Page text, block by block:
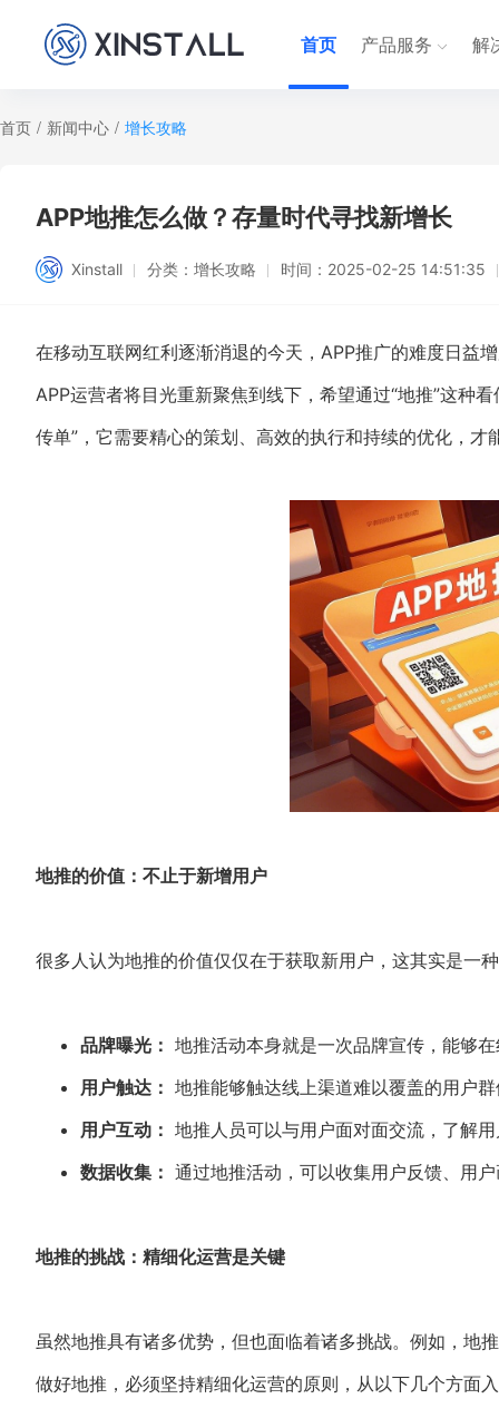
首页 产品服务 解
首页 / 新闻中心 / 增长攻略
APP地推怎么做？存量时代寻找新增长
Xinstall 分类： 增长攻略 时间： 2025-02-25 14:51:35
在移动互联网红利逐渐消退的今天，APP推广的难度日益
APP运营者将目光重新聚焦到线下，希望通过“地推”这种
传单”，它需要精心的策划、高效的执行和持续的优化，
地推的价值：不止于新增用户
很多人认为地推的价值仅仅在于获取新用户，这其实是一
品牌曝光： 地推活动本身就是一次品牌宣传，能够
用户触达： 地推能够触达线上渠道难以覆盖的用户
用户互动： 地推人员可以与用户面对面交流，了解
数据收集： 通过地推活动，可以收集用户反馈、用
地推的挑战：精细化运营是关键
虽然地推具有诸多优势，但也面临着诸多挑战。例如，地
做好地推，必须坚持精细化运营的原则，从以下几个方面